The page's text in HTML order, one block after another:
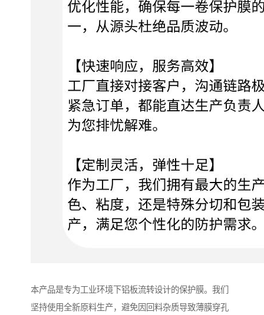
本产品是专为工业环境下铝板流转设计的保护膜。我们
坚持使用全新原料生产，避免因回料杂质导致薄膜穿孔